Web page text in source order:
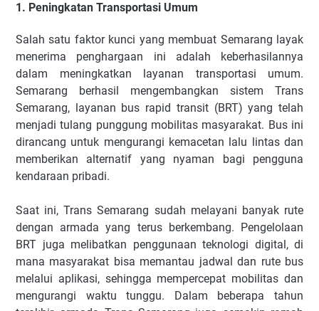
1. Peningkatan Transportasi Umum
Salah satu faktor kunci yang membuat Semarang layak
menerima penghargaan ini adalah keberhasilannya
dalam meningkatkan layanan transportasi umum.
Semarang berhasil mengembangkan sistem Trans
Semarang, layanan bus rapid transit (BRT) yang telah
menjadi tulang punggung mobilitas masyarakat. Bus ini
dirancang untuk mengurangi kemacetan lalu lintas dan
memberikan alternatif yang nyaman bagi pengguna
kendaraan pribadi.
Saat ini, Trans Semarang sudah melayani banyak rute
dengan armada yang terus berkembang. Pengelolaan
BRT juga melibatkan penggunaan teknologi digital, di
mana masyarakat bisa memantau jadwal dan rute bus
melalui aplikasi, sehingga mempercepat mobilitas dan
mengurangi waktu tunggu. Dalam beberapa tahun